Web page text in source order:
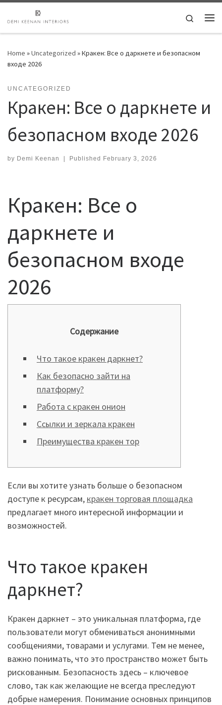
Skip to content
Search
Home »Uncategorized »Кракен: Все о даркнете и безопасном
входе 2026
UNCATEGORIZED
Кракен: Все о даркнете и
безопасном входе 2026
by Demi Keenan | Published February 3, 2026
Кракен: Все о
даркнете и
безопасном входе
2026
Содержание
Что такое кракен даркнет?
Как безопасно зайти на
платформу?
Работа с кракен онион
Ссылки и зеркала кракен
Преимущества кракен тор
Если вы хотите узнать больше о безопасном
доступе к ресурсам, кракен торговая площадка
предлагает много интересной информации и
возможностей.
Что такое кракен
даркнет?
Кракен даркнет – это уникальная платформа, где
пользователи могут обмениваться анонимными
сообщениями, товарами и услугами. Тем не менее,
важно понимать, что это пространство может быть
рискованным. Безопасность здесь – ключевое
слово, так как желающие не всегда преследуют
добрые намерения. Понимание основных принципов